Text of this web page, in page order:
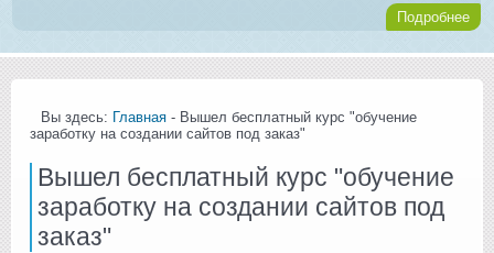
Подробнее
Вы здесь: Главная - Вышел бесплатный курс "обучение
заработку на создании сайтов под заказ"
Вышел бесплатный курс "обучение
заработку на создании сайтов под
заказ"